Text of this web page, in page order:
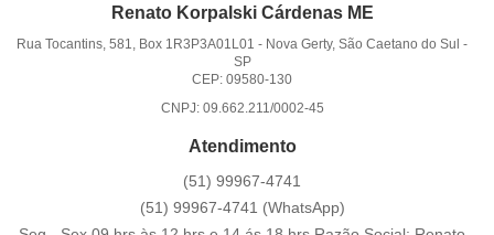
Renato Korpalski Cárdenas ME
Rua Tocantins, 581, Box 1R3P3A01L01 - Nova Gerty, São Caetano do Sul -
SP
CEP: 09580-130
CNPJ: 09.662.211/0002-45
Atendimento
(51) 99967-4741
(51) 99967-4741 (WhatsApp)